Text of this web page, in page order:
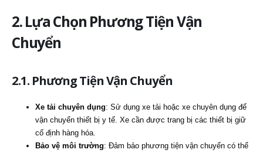
2. Lựa Chọn Phương Tiện Vận
Chuyển
2.1. Phương Tiện Vận Chuyển
Xe tải chuyên dụng: Sử dụng xe tải hoặc xe chuyên dụng để
vận chuyển thiết bị y tế. Xe cần được trang bị các thiết bị giữ
cố định hàng hóa.
Bảo vệ môi trường: Đảm bảo phương tiện vận chuyển có thể